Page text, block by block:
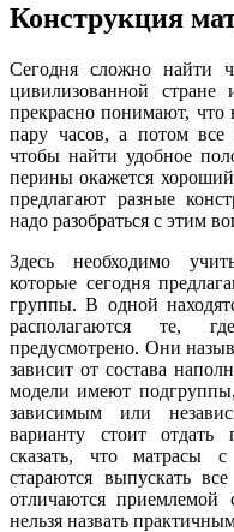
Конструкция
Сегодня сложно найти
цивилизованной стране
прекрасно понимают, что
пару часов, а потом все
чтобы найти удобное
перины окажется
предлагают разные
надо разобраться с этим
Здесь необходимо
которые сегодня
группы. В одной
располагаются те,
предусмотрено. Они
зависит от состава
модели имеют
зависимым или
варианту стоит отдать
сказать, что матрасы
стараются выпускать
отличаются
нельзя назвать